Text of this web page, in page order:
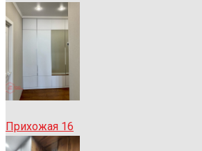
Прихожая 16